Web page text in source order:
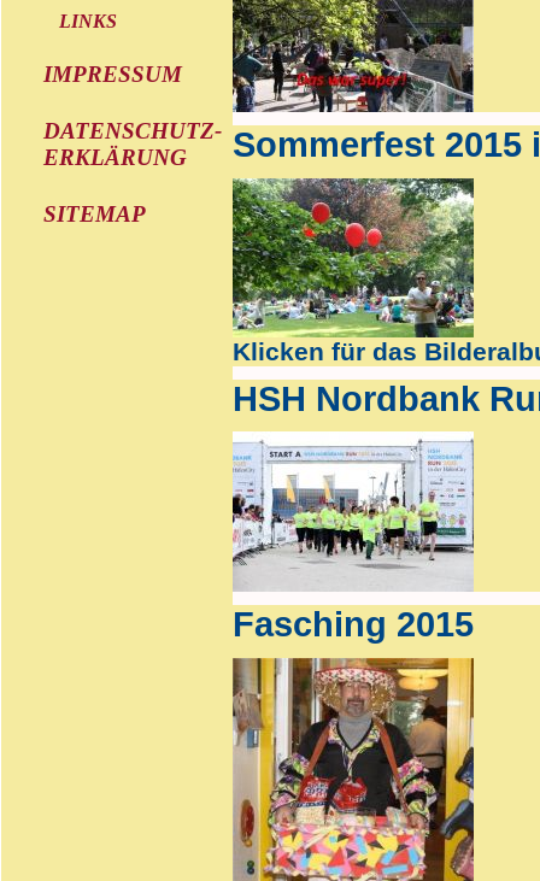
LINKS
IMPRESSUM
DATENSCHUTZ-
ERKLÄRUNG
SITEMAP
Sommerfest 2015
Klicken für das
HSH Nordbank
Fasching 2015